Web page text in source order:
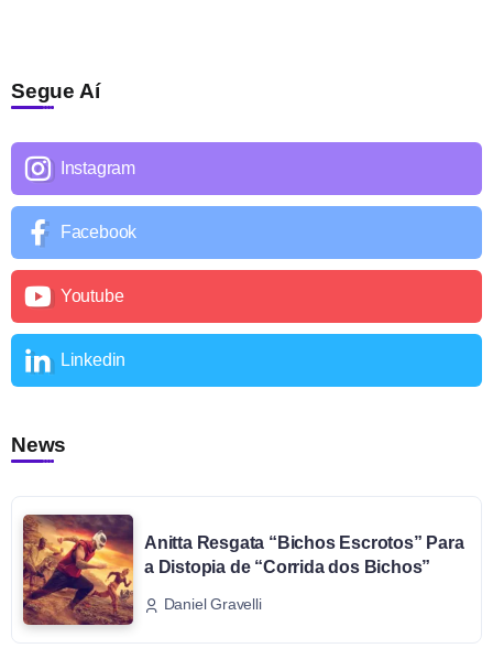
Segue Aí
Instagram
Facebook
Youtube
Linkedin
News
Anitta Resgata “Bichos Escrotos” Para
a Distopia de “Corrida dos Bichos”
Daniel Gravelli